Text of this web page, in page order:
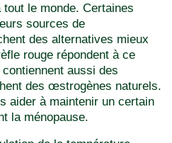
le monde. Certaines
sources de
des alternatives mieux
rouge répondent à ce
aussi des
des œstrogènes naturels.
aider à maintenir un certain
la ménopause.